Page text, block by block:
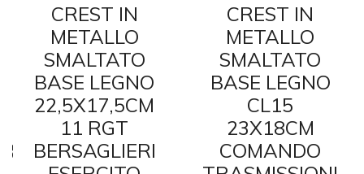
CREST IN
METALLO
SMALTATO
BASE LEGNO
22,5X17,5CM
11 RGT
BERSAGLIERI
CREST IN
METALLO
SMALTATO
BASE LEGNO
CL15
23X18CM
COMANDO